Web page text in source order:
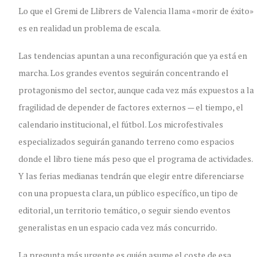
Lo que el Gremi de Llibrers de Valencia llama «morir de éxito»
es en realidad un problema de escala.
Las tendencias apuntan a una reconfiguración que ya está en
marcha. Los grandes eventos seguirán concentrando el
protagonismo del sector, aunque cada vez más expuestos a la
fragilidad de depender de factores externos — el tiempo, el
calendario institucional, el fútbol. Los microfestivales
especializados seguirán ganando terreno como espacios
donde el libro tiene más peso que el programa de actividades.
Y las ferias medianas tendrán que elegir entre diferenciarse
con una propuesta clara, un público específico, un tipo de
editorial, un territorio temático, o seguir siendo eventos
generalistas en un espacio cada vez más concurrido.
La pregunta más urgente es quién asume el coste de esa